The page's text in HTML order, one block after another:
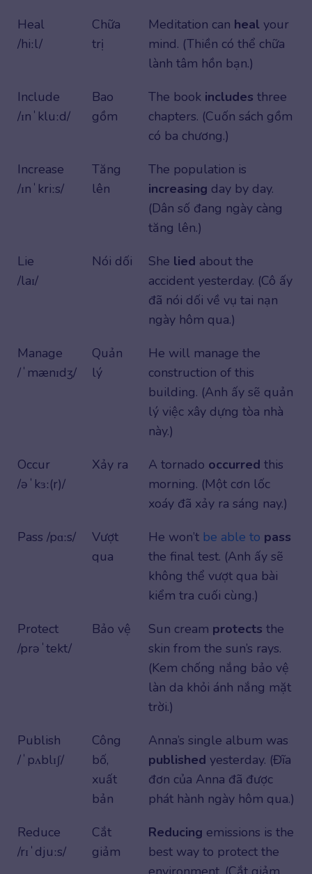
Heal
/hiːl/
Chữa
trị
Meditation can heal your
mind. (Thiền có thể chữa
lành tâm hồn bạn.)
Include
/ɪnˈkluːd/
Bao
gồm
The book includes three
chapters. (Cuốn sách gồm
có ba chương.)
Increase
/ɪnˈkriːs/
Tăng
lên
The population is
increasing day by day.
(Dân số đang ngày càng
tăng lên.)
Lie
/laɪ/
Nói dối She lied about the
accident yesterday. (Cô ấy
đã nói dối về vụ tai nạn
ngày hôm qua.)
Manage
/ˈmænɪdʒ/
Quản
lý
He will manage the
construction of this
building. (Anh ấy sẽ quản
lý việc xây dựng tòa nhà
này.)
Occur
/əˈkɜː(r)/
Xảy ra A tornado occurred this
morning. (Một cơn lốc
xoáy đã xảy ra sáng nay.)
Pass /pɑːs/
Vượt
qua
He won’t be able to pass
the final test. (Anh ấy sẽ
không thể vượt qua bài
kiểm tra cuối cùng.)
Protect
/prəˈtekt/
Bảo vệ Sun cream protects the
skin from the sun’s rays.
(Kem chống nắng bảo vệ
làn da khỏi ánh nắng mặt
trời.)
Publish
/ˈpʌblɪʃ/
Công
bố,
xuất
bản
Anna’s single album was
published yesterday. (Đĩa
đơn của Anna đã được
phát hành ngày hôm qua.)
Reduce
/rɪˈdjuːs/
Cắt
giảm
Reducing emissions is the
best way to protect the